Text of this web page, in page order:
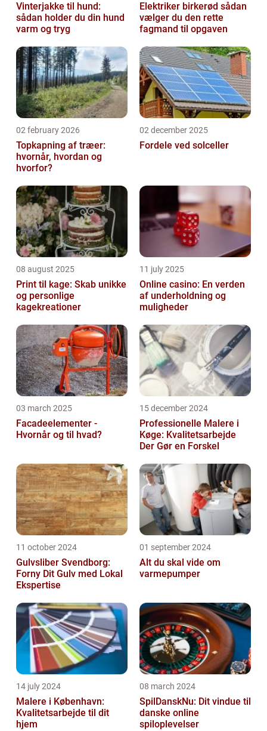
Vinterjakke til hund:
sådan holder du din hund
varm og tryg
Elektriker birkerød sådan
vælger du den rette
fagmand til opgaven
02 february 2026
Topkapning af træer:
hvornår, hvordan og
hvorfor?
02 december 2025
Fordele ved solceller
08 august 2025
Print til kage: Skab unikke
og personlige
kagekreationer
11 july 2025
Online casino: En verden
af underholdning og
muligheder
03 march 2025
Facadeelementer -
Hvornår og til hvad?
15 december 2024
Professionelle Malere i
Køge: Kvalitetsarbejde
Der Gør en Forskel
11 october 2024
Gulvsliber Svendborg:
Forny Dit Gulv med Lokal
Ekspertise
01 september 2024
Alt du skal vide om
varmepumper
14 july 2024
Malere i København:
Kvalitetsarbejde til dit
hjem
08 march 2024
SpilDanskNu: Dit vindue til
danske online
spiloplevelser